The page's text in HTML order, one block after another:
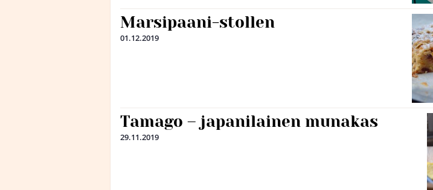
Marsipaani-stollen
01.12.2019
Tamago – japanilainen munakas
29.11.2019